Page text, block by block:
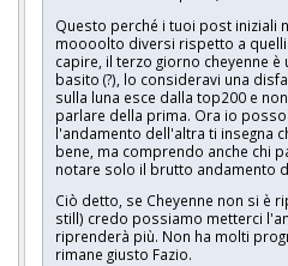
Questo perché i tuoi post iniziali
moooolto diversi rispetto a
capire, il terzo giorno cheyenne
basito (?), lo consideravi una
sulla luna esce dalla top200 e
parlare della prima. Ora io
l'andamento dell'altra ti insegna
bene, ma comprendo anche chi
notare solo il brutto andamento
Ciò detto, se Cheyenne non si è
still) credo possiamo metterci
riprenderà più. Non ha molti
rimane giusto Fazio.